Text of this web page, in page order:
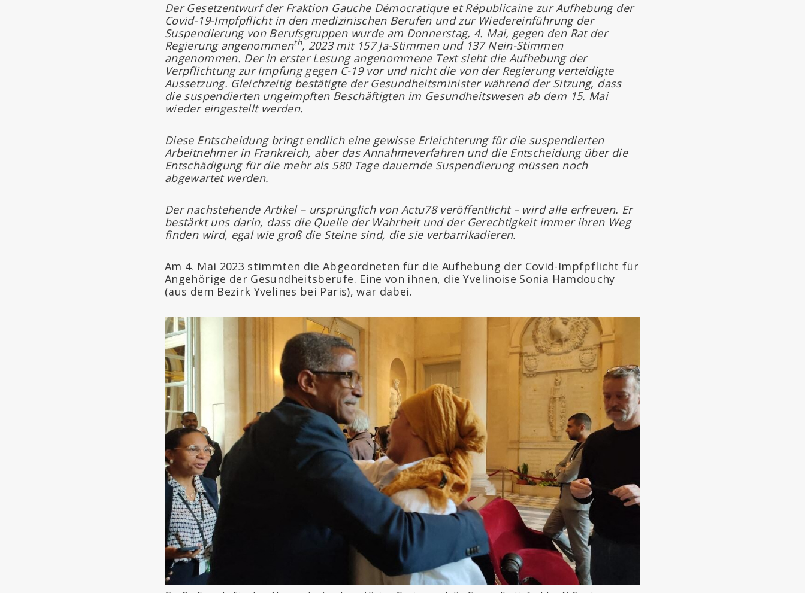
Der Gesetzentwurf der Fraktion Gauche Démocratique et Républicaine zur Aufhebung der
Covid-19-Impfpflicht in den medizinischen Berufen und zur Wiedereinführung der
Suspendierung von Berufsgruppen wurde am Donnerstag, 4. Mai, gegen den Rat der
Regierung angenommenth, 2023 mit 157 Ja-Stimmen und 137 Nein-Stimmen
angenommen. Der in erster Lesung angenommene Text sieht die Aufhebung der
Verpflichtung zur Impfung gegen C-19 vor und nicht die von der Regierung verteidigte
Aussetzung. Gleichzeitig bestätigte der Gesundheitsminister während der Sitzung, dass
die suspendierten ungeimpften Beschäftigten im Gesundheitswesen ab dem 15. Mai
wieder eingestellt werden.
Diese Entscheidung bringt endlich eine gewisse Erleichterung für die suspendierten
Arbeitnehmer in Frankreich, aber das Annahmeverfahren und die Entscheidung über die
Entschädigung für die mehr als 580 Tage dauernde Suspendierung müssen noch
abgewartet werden.
Der nachstehende Artikel – ursprünglich von Actu78 veröffentlicht – wird alle erfreuen. Er
bestärkt uns darin, dass die Quelle der Wahrheit und der Gerechtigkeit immer ihren Weg
finden wird, egal wie groß die Steine sind, die sie verbarrikadieren.
Am 4. Mai 2023 stimmten die Abgeordneten für die Aufhebung der Covid-Impfpflicht für
Angehörige der Gesundheitsberufe. Eine von ihnen, die Yvelinoise Sonia Hamdouchy
(aus dem Bezirk Yvelines bei Paris), war dabei.